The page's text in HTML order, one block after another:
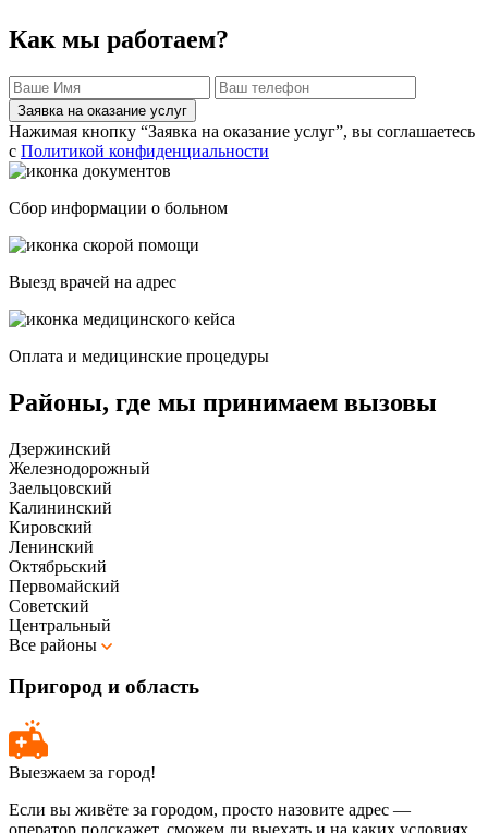
Как мы работаем?
Заявка на оказание услуг
Нажимая кнопку “Заявка на оказание услуг”, вы соглашаетесь
с Политикой конфиденциальности
Сбор информации о больном
Выезд врачей на адрес
Оплата и медицинские процедуры
Районы, где мы принимаем вызовы
Дзержинский
Железнодорожный
Заельцовский
Калининский
Кировский
Ленинский
Октябрьский
Первомайский
Советский
Центральный
Все районы
Пригород и область
Выезжаем за город!
Если вы живёте за городом, просто назовите адрес —
оператор подскажет, сможем ли выехать и на каких условиях.